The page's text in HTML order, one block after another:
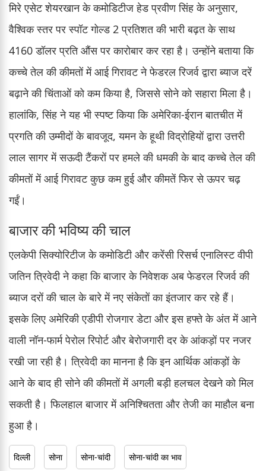
मिरे एसेट शेयरखान के कमोडिटीज हेड प्रवीण सिंह के अनुसार,
वैश्विक स्तर पर स्पॉट गोल्ड 2 प्रतिशत की भारी बढ़त के साथ
4160 डॉलर प्रति औंस पर कारोबार कर रहा है। उन्होंने बताया कि
कच्चे तेल की कीमतों में आई गिरावट ने फेडरल रिजर्व द्वारा ब्याज दरें
बढ़ाने की चिंताओं को कम किया है, जिससे सोने को सहारा मिला है।
हालांकि, सिंह ने यह भी स्पष्ट किया कि अमेरिका-ईरान बातचीत में
प्रगति की उम्मीदों के बावजूद, यमन के हूथी विद्रोहियों द्वारा उत्तरी
लाल सागर में सऊदी टैंकरों पर हमले की धमकी के बाद कच्चे तेल की
कीमतों में आई गिरावट कुछ कम हुई और कीमतें फिर से ऊपर चढ़
गईं।
बाजार की भविष्य की चाल
एलकेपी सिक्योरिटीज के कमोडिटी और करेंसी रिसर्च एनालिस्ट वीपी
जतिन त्रिवेदी ने कहा कि बाजार के निवेशक अब फेडरल रिजर्व की
ब्याज दरों की चाल के बारे में नए संकेतों का इंतजार कर रहे हैं।
इसके लिए अमेरिकी एडीपी रोजगार डेटा और इस हफ्ते के अंत में आने
वाली नॉन-फार्म पेरोल रिपोर्ट और बेरोजगारी दर के आंकड़ों पर नजर
रखी जा रही है। त्रिवेदी का मानना है कि इन आर्थिक आंकड़ों के
आने के बाद ही सोने की कीमतों में अगली बड़ी हलचल देखने को मिल
सकती है। फिलहाल बाजार में अनिश्चितता और तेजी का माहौल बना
हुआ है।
दिल्ली सोना सोना-चांदी सोना-चांदी का भाव